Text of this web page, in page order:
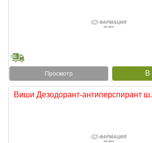
Просмотр
Виши Дезодорант-антиперспирант ш...